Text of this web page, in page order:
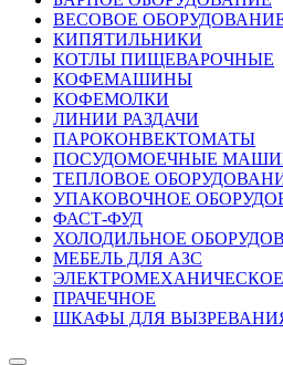
ВЕСОВОЕ
КИПЯТИЛЬНИКИ
КОТЛЫ ПИЩЕВАРОЧНЫЕ
КОФЕМАШИНЫ
КОФЕМОЛКИ
ЛИНИИ РАЗДАЧИ
ПАРОКОНВЕКТОМАТЫ
ПОСУДОМОЕЧНЫЕ
ТЕПЛОВОЕ
УПАКОВОЧНОЕ
ФАСТ-ФУД
ХОЛОДИЛЬНОЕ
МЕБЕЛЬ ДЛЯ АЗС
ПРАЧЕЧНОЕ
ШКАФЫ ДЛЯ